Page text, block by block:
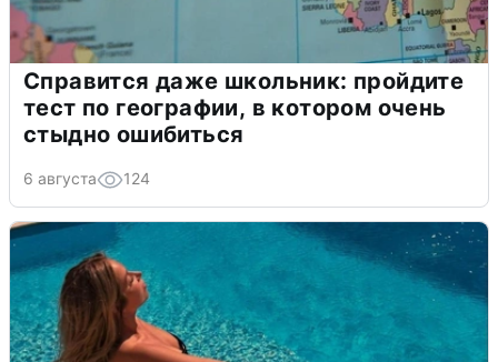
Справится даже школьник: пройдите
тест по географии, в котором очень
стыдно ошибиться
6 августа 124